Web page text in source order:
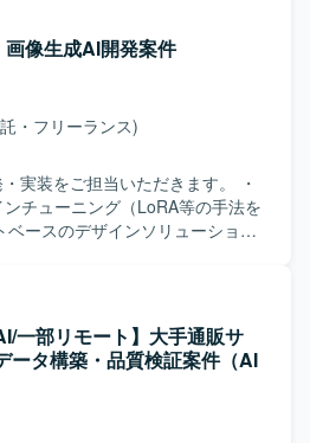
。 ・画像処理・解析アルゴリズ
す。 ・生成AI技術を活用した新
す。 ・モデルの性能評価・最適
開発チームとの技術連携を行い
像生成AI開発案件
・フリーランス)
実装をご担当いただきます。 ・
チューニング（LoRA等の手法を
ースのデザインソリューション
成AI技術を活用した新機能の企
評価・最適化 ・他部署・開発チー
一部リモート】大手通販サ
ータ構築・品質検証案件（AI